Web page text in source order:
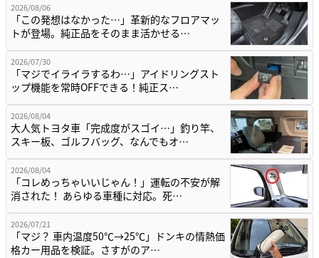
2026/08/06
「この発想はなかった…」革新的なフロアマッ
トが登場。純正品をそのまま活かせる…
2026/07/30
「マジでイライラするわ…」アイドリングスト
ップ機能を常時OFFできる！純正ス…
2026/08/04
大人気トヨタ車「完成度がスゴイ…」釣り竿、
スキー板、ゴルフバッグ、なんでもオ…
2026/08/04
「コレめっちゃいいじゃん！」運転の不安が解
消された！ あらゆる車種に対応。死…
2026/07/21
「マジ？ 車内温度50℃→25℃」ドンキの情熱価
格カー用品を検証。さすがのア…